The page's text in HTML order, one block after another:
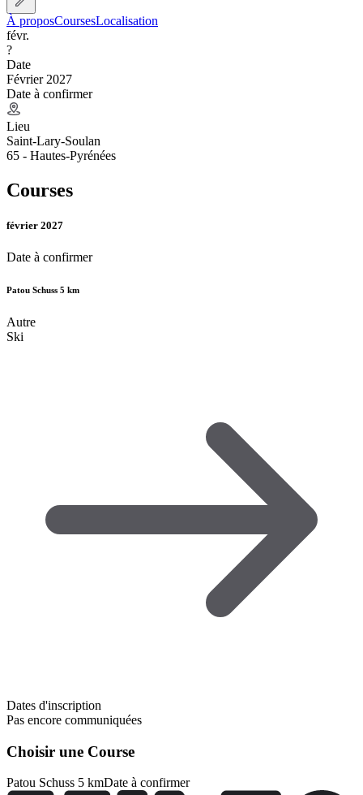
À proposCoursesLocalisation
févr.
?
Date
Février 2027
Date à confirmer
Lieu
Saint-Lary-Soulan
65 - Hautes-Pyrénées
Courses
février 2027
Date à confirmer
Patou Schuss 5 km
Autre
Ski
Dates d'inscription
Pas encore communiquées
Choisir une Course
Patou Schuss 5 kmDate à confirmer